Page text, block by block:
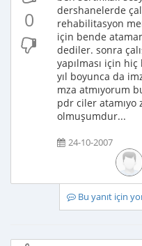
0
dershanelerde
rehabilitasyon
için bende
dediler. sonra
yapılması için
yıl boyunca da
mza atmıyorum
pdr ciler atamıyo
olmuşumdur...
24-10-2007
Bu yanıt için